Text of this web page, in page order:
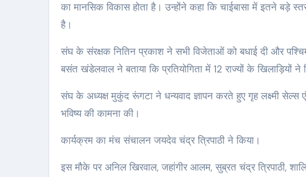
का मानसिक विकास होता है। उन्होंने कहा कि चाईबासा में इतने बड़े
है।
संघ के संरक्षक नितिन प्रकाश ने सभी विजेताओं को बधाई दी और
बसंत खंडेलवाल ने बताया कि प्रतियोगिता में 12 राज्यों के खिलाड़ियों ने
संघ के अध्यक्ष मुकुंद रूंगटा ने धन्यवाद ज्ञापन करते हुए गृह लक्ष्मी सेल्स
भविष्य की कामना की।
कार्यक्रम का मंच संचालन जयदेव चंद्र त्रिपाठी ने किया।
इस मौके पर अनिल खिरवाल, जहांगीर आलम, सुब्रत चंद्र त्रिपाठी,